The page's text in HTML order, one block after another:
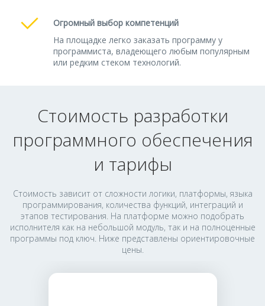
Огромный выбор компетенций
На площадке легко заказать программу у
программиста, владеющего любым популярным
или редким стеком технологий.
Стоимость разработки
программного обеспечения
и тарифы
Стоимость зависит от сложности логики, платформы, языка
программирования, количества функций, интеграций и
этапов тестирования. На платформе можно подобрать
исполнителя как на небольшой модуль, так и на полноценные
программы под ключ. Ниже представлены ориентировочные
цены.